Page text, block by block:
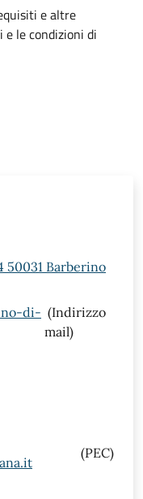
e altre
le condizioni di
50031 Barberino
di- (Indirizzo
mail)
(PEC)